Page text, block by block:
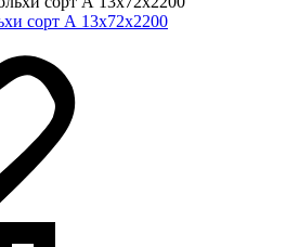
сорт А 13х72х2200